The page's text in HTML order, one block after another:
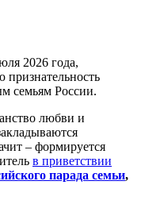
2026 года,
признательность
семьям России.
любви и
– формируется
в приветствии
парада семьи,